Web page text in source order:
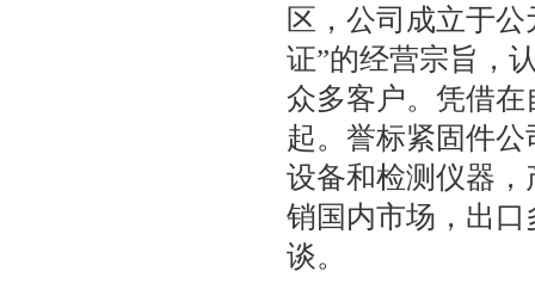
区，公司成立于公
证”的经营宗旨，
众多客户。凭借
起。誉标紧固件
设备和检测仪器
销国内市场，出
谈。